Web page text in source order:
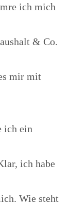
ich mich
& Co.
mir mit
ich ein
ich habe
Wie steht